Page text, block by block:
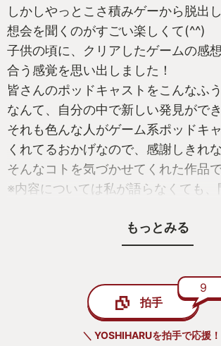
しかしやっとこさ積みゲーから脱出
想会を聞くのがすごい楽しくて(^^)
子供の頃に、クリアしたゲームの感
合う感覚を思い出しました！
皆さんのポッドキャストをこんなふ
なんて、自分の中で新しい発見がで
それも色んな人がゲーム系ポッドキ
くれてるおかげなので、感謝しきれ
そんなコトを気づかせてくれた作品で
※内容については私が語らなくても
もっとみる
拍手
9
＼ YOSHIHARUを拍手で応援